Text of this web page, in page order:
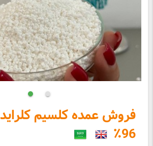
فروش عمده کلسیم کلراید
96٪